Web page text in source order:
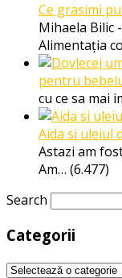
Ce grasimi
Mihaela Bilic
Alimentația
pentru
cu ce sa mai
Aida si uleiul
Astazi am
Am… (6.477)
Search
Categorii
Categorii